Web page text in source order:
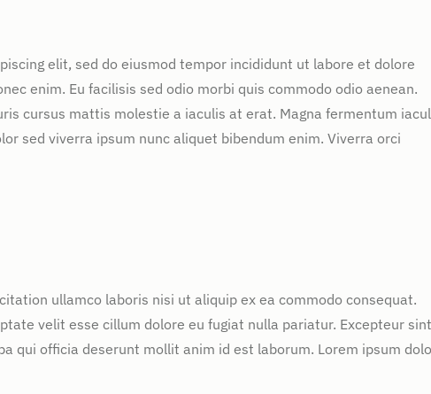
elit, sed do eiusmod tempor incididunt ut labore et dolore
enim. Eu facilisis sed odio morbi quis commodo odio aenean.
cursus mattis molestie a iaculis at erat. Magna fermentum
sed viverra ipsum nunc aliquet bibendum enim. Viverra orci
ullamco laboris nisi ut aliquip ex ea commodo consequat.
velit esse cillum dolore eu fugiat nulla pariatur. Excepteur sint
qui officia deserunt mollit anim id est laborum. Lorem ipsum